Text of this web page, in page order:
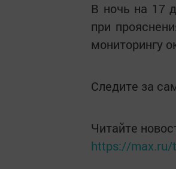
В ночь на 17
при
мониторингу
Следите за
Читайте
https://max.ru/